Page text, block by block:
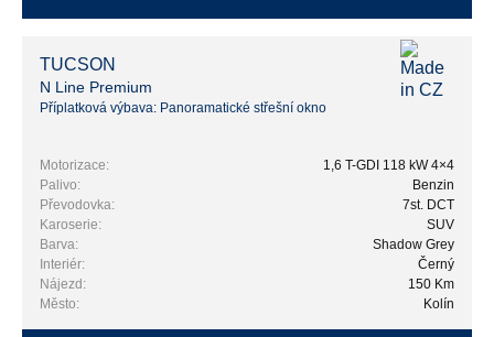
TUCSON
N Line Premium
Příplatková výbava: Panoramatické střešní okno
Motorizace:
1,6 T-GDI 118 kW 4×4
Palivo:
Benzin
Převodovka:
7st. DCT
Karoserie:
SUV
Barva:
Shadow Grey
Interiér:
Černý
Nájezd:
150 Km
Město:
Kolín